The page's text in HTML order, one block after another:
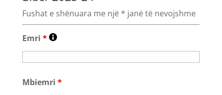
Fushat e shënuara me një * janë të nevojshme
Emri *
Mbiemri *